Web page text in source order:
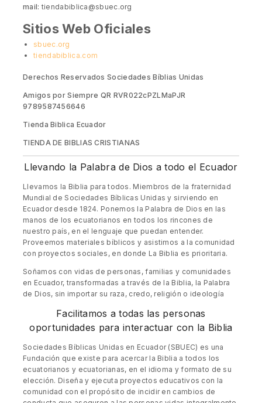
mail: tiendabiblica@sbuec.org
Sitios Web Oficiales
sbuec.org
tiendabiblica.com
Derechos Reservados Sociedades Bíblias Unidas
Amigos por Siempre QR RVR022cPZLMaPJR
9789587456646
Tienda Biblica Ecuador
TIENDA DE BIBLIAS CRISTIANAS
Llevando la Palabra de Dios a todo el Ecuador
Llevamos la Biblia para todos. Miembros de la fraternidad
Mundial de Sociedades Bíblicas Unidas y sirviendo en
Ecuador desde 1824. Ponemos la Palabra de Dios en las
manos de los ecuatorianos en todos los rincones de
nuestro país, en el lenguaje que puedan entender.
Proveemos materiales bíblicos y asistimos a la comunidad
con proyectos sociales, en donde La Biblia es prioritaria.
Soñamos con vidas de personas, familias y comunidades
en Ecuador, transformadas a través de la Biblia, la Palabra
de Dios, sin importar su raza, credo, religión o ideología
Facilitamos a todas las personas
oportunidades para interactuar con la Biblia
Sociedades Bíblicas Unidas en Ecuador (SBUEC) es una
Fundación que existe para acercar la Biblia a todos los
ecuatorianos y ecuatorianas, en el idioma y formato de su
elección. Diseña y ejecuta proyectos educativos con la
comunidad con el propósito de incidir en cambios de